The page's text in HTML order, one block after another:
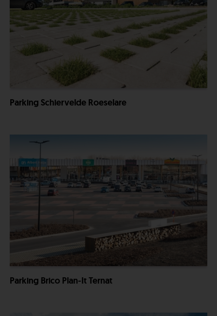
Parking Schiervelde Roeselare
Parking Brico Plan-It Ternat